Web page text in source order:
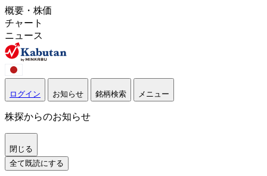
概要・株価
チャート
ニュース
ログイン お知らせ 銘柄検索 メニュー
株探からのお知らせ
閉じる
全て既読にする